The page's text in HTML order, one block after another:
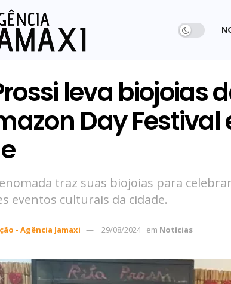
leva biojoias
Day Festival
traz suas biojoias para
eventos culturais da cidade.
- Agência Jamaxi 29/08/2024 em Notícias